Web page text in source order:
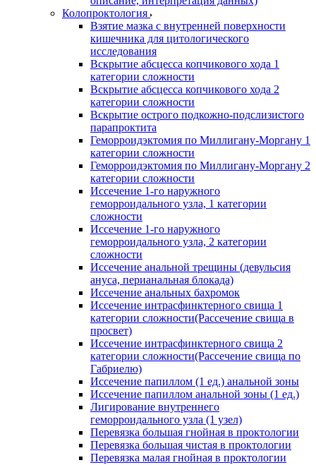
Колопроктология
Взятие мазка с внутренней поверхности
кишечника для цитологического
исследования
Вскрытие абсцесса копчикового хода 1
категории сложности
Вскрытие абсцесса копчикового хода 2
категории сложности
Вскрытие острого подкожно-подслизистого
парапроктита
Геморроидэктомия по Миллигану-Моргану 1
категории сложности
Геморроидэктомия по Миллигану-Моргану 2
категории сложности
Иссечение 1-го наружного
геморроидального узла, 1 категории
сложности
Иссечение 1-го наружного
геморроидального узла, 2 категории
сложности
Иссечение анальной трещины (девульсия
ануса, перианальная блокада)
Иссечение анальных бахромок
Иссечение интрасфинктерного свища 1
категории сложности(Рассечение свища в
просвет)
Иссечение интрасфинктерного свища 2
категории сложности(Рассечение свища по
Габриелю)
Иссечение папиллом (1 ед.) анальной зоны
Иссечение папиллом анальной зоны (1 ед.)
Лигирование внутреннего
геморроидального узла (1 узел)
Перевязка большая гнойная в проктологии
Перевязка большая чистая в проктологии
Перевязка малая гнойная в проктологии